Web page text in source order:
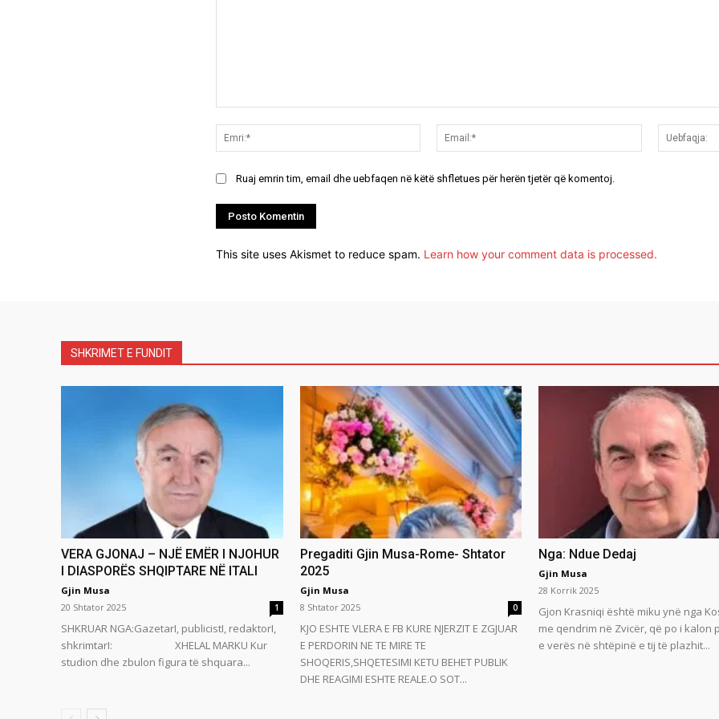
Emri:*
Email:*
Ruaj emrin tim, email dhe uebfaqen në këtë shfletues për herën tjetër që komentoj.
This site uses Akismet to reduce spam. Learn how your comment data is processed.
SHKRIMET E FUNDIT
VERA GJONAJ – NJË EMËR I NJOHUR
I DIASPORËS SHQIPTARE NË ITALI
Gjin Musa
20 Shtator 2025
1
SHKRUAR NGA:GazetarI, publicistI, redaktorI,
shkrimtarI: XHELAL MARKU Kur
studion dhe zbulon figura të shquara...
Pregaditi Gjin Musa-Rome- Shtator
2025
Gjin Musa
8 Shtator 2025
0
KJO ESHTE VLERA E FB KURE NJERZIT E ZGJUAR
E PERDORIN NE TE MIRE TE
SHOQERIS,SHQETESIMI KETU BEHET PUBLIK
DHE REAGIMI ESHTE REALE.O SOT...
Nga: Ndue Dedaj
Gjin Musa
28 Korrik 2025
Gjon Krasniqi është miku ynë nga
me qendrim në Zvicër, që po i kalon
e verës në shtëpinë e tij të plazhit...